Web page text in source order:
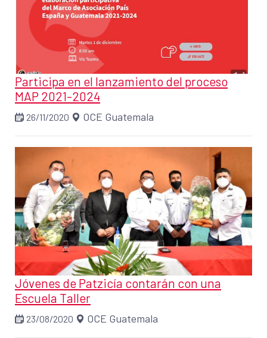
Participa en el lanzamiento del proceso
MAP 2021-2024
26/11/2020 OCE Guatemala
Jóvenes de Patzicía contarán con una
Escuela Taller
23/08/2020 OCE Guatemala